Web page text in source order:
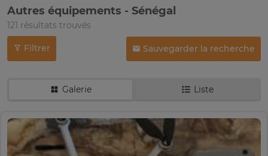
Autres équipements - Sénégal
121 résultats trouvés
Filtrer Sauvegarder la recherche
Galerie Liste